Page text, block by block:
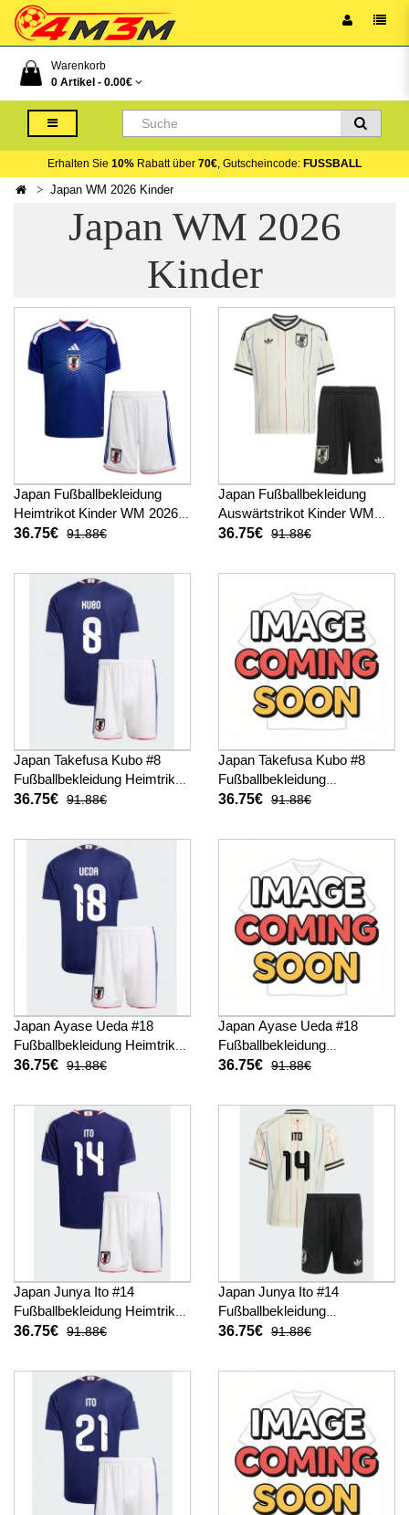
Warenkorb
0 Artikel - 0.00€
Erhalten Sie 10% Rabatt über 70€, Gutscheincode: FUSSBALL
Japan WM 2026 Kinder
Japan WM 2026
Kinder
Japan Fußballbekleidung
Heimtrikot Kinder WM 2026
Kurzarm (+ kurze hosen)
36.75€ 91.88€
Japan Fußballbekleidung
Auswärtstrikot Kinder WM
2026 Kurzarm (+ kurze
36.75€ 91.88€
Japan Takefusa Kubo #8
Fußballbekleidung Heimtrikot
Kinder WM 2026 Kurzarm (+
36.75€ 91.88€
Japan Takefusa Kubo #8
Fußballbekleidung
Auswärtstrikot Kinder WM
hosen)
36.75€ 91.88€
Japan Ayase Ueda #18
Fußballbekleidung Heimtrikot
Kinder WM 2026 Kurzarm (+
36.75€ 91.88€
Japan Ayase Ueda #18
Fußballbekleidung
Auswärtstrikot Kinder WM
hosen)
36.75€ 91.88€
Japan Junya Ito #14
Fußballbekleidung Heimtrikot
Kinder WM 2026 Kurzarm (+
36.75€ 91.88€
Japan Junya Ito #14
Fußballbekleidung
Auswärtstrikot Kinder WM
hosen)
36.75€ 91.88€